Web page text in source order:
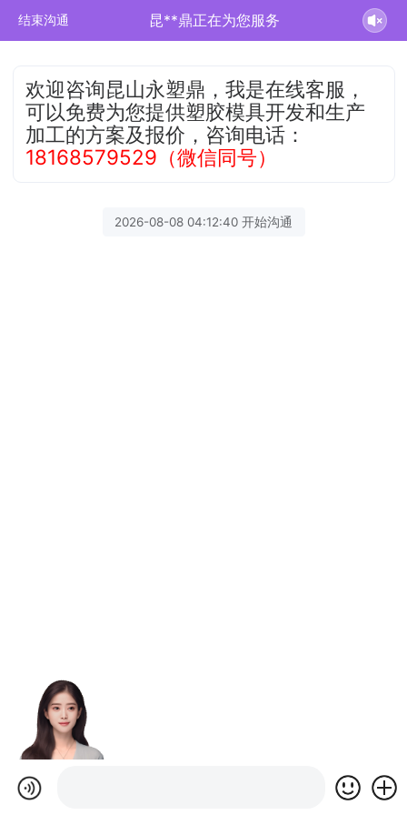
结束沟通 昆**鼎正在为您服务
欢迎咨询昆山永塑鼎，我是在线客服，
可以免费为您提供塑胶模具开发和生产
加工的方案及报价，咨询电话：
18168579529（微信同号）
2026-08-08 04:12:40 开始沟通